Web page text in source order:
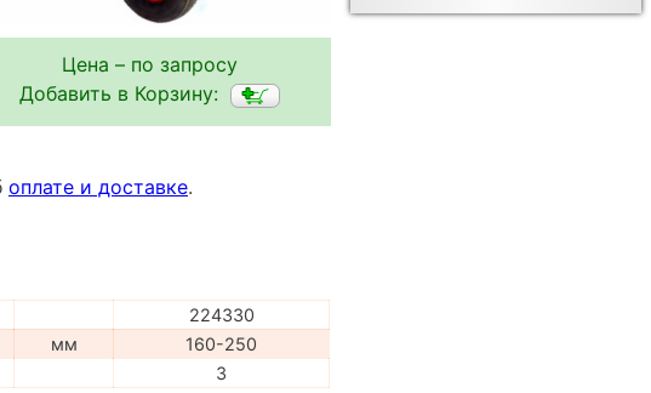
Цена – по запросу
Добавить в Корзину:
оплате и доставке.
224330
мм
160-250
3